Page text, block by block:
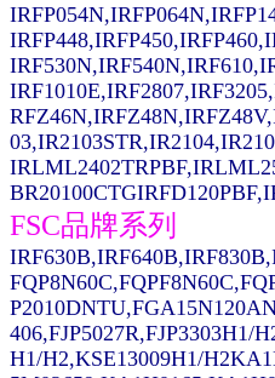
FSC品牌系列
406,FJP5027R,FJP3303H1/
H1/H2,KSE13009H1/